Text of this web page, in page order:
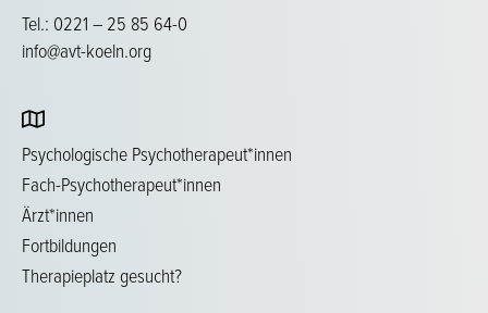
Tel.: 0221 – 25 85 64-0
info@avt-koeln.org
Psychologische Psychotherapeut*innen
Fach-Psychotherapeut*innen
Ärzt*innen
Fortbildungen
Therapieplatz gesucht?